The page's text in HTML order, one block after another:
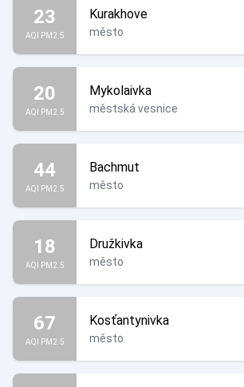
23
AQI PM2.5
Kurakhove
město
20
AQI PM2.5
Mykolaivka
městská vesnice
44
AQI PM2.5
Bachmut
město
18
AQI PM2.5
Družkivka
město
67
AQI PM2.5
Kosťantynivka
město